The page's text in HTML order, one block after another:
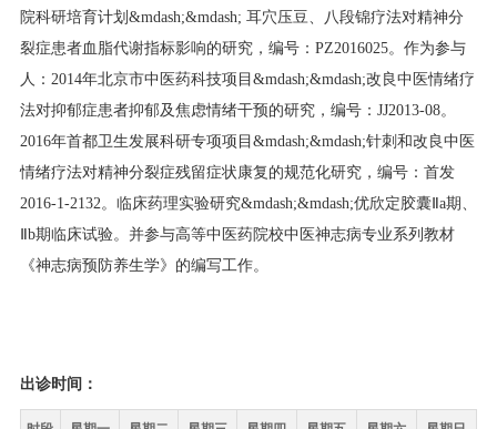
院科研培育计划 &mdash;&mdash; 耳穴压豆、八段锦疗法对精神分
裂症患者血脂代谢指标影响的研究，编号： PZ2016025。作为参与
人： 2014年北京市中医药科技项目 &mdash;&mdash;改良中医情绪疗
法对抑郁症患者抑郁及焦虑情绪干预的研究，编号： JJ2013-08。
2016年首都卫生发展科研专项项目 &mdash;&mdash;针刺和改良中医
情绪疗法对精神分裂症残留症状康复的规范化研究，编号：首发
2016-1-2132 。临床药理实验研究&mdash;&mdash;优欣定胶囊Ⅱa期、
Ⅱb期临床试验。并参与高等中医药院校中医神志病专业系列教材
《神志病预防养生学》的编写工作。
出诊时间：